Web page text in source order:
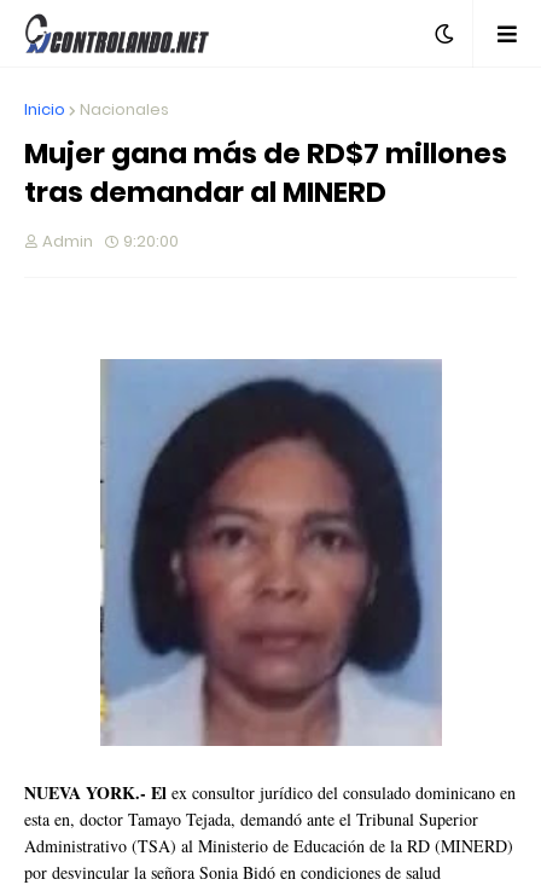
Inicio Nacionales
Mujer gana más de RD$7 millones
tras demandar al MINERD
Admin 9:20:00
NUEVA YORK.- El ex consultor jurídico del consulado dominicano en
esta en, doctor Tamayo Tejada, demandó ante el Tribunal Superior
Administrativo (TSA) al Ministerio de Educación de la RD (MINERD)
por desvincular la señora Sonia Bidó en condiciones de salud